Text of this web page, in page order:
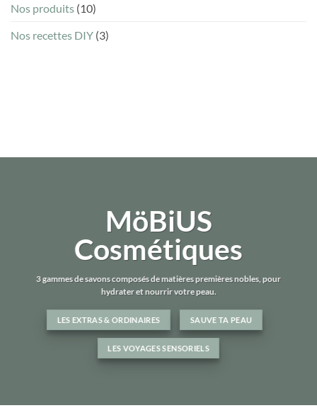
Nos produits (10)
Nos recettes DIY (3)
MöBiUS
Cosmétiques
3 gammes de savons composés de matières premières nobles, pour
hydrater et nourrir votre peau.
LES EXTRAS & ORDINAIRES SAUVE TA PEAU
LES VOYAGES SENSORIELS